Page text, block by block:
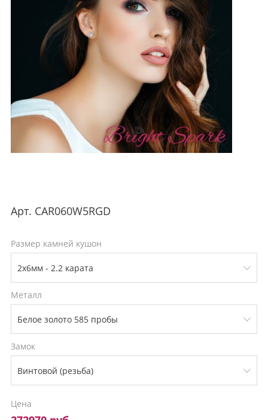
Арт. CAR060W5RGD
Размер камней кушон
Металл
Замок
Цена